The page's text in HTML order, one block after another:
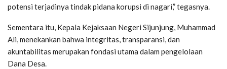
potensi terjadinya tindak pidana korupsi di nagari,” tegasnya.
Sementara itu, Kepala Kejaksaan Negeri Sijunjung, Muhammad
Ali, menekankan bahwa integritas, transparansi, dan
akuntabilitas merupakan fondasi utama dalam pengelolaan
Dana Desa.